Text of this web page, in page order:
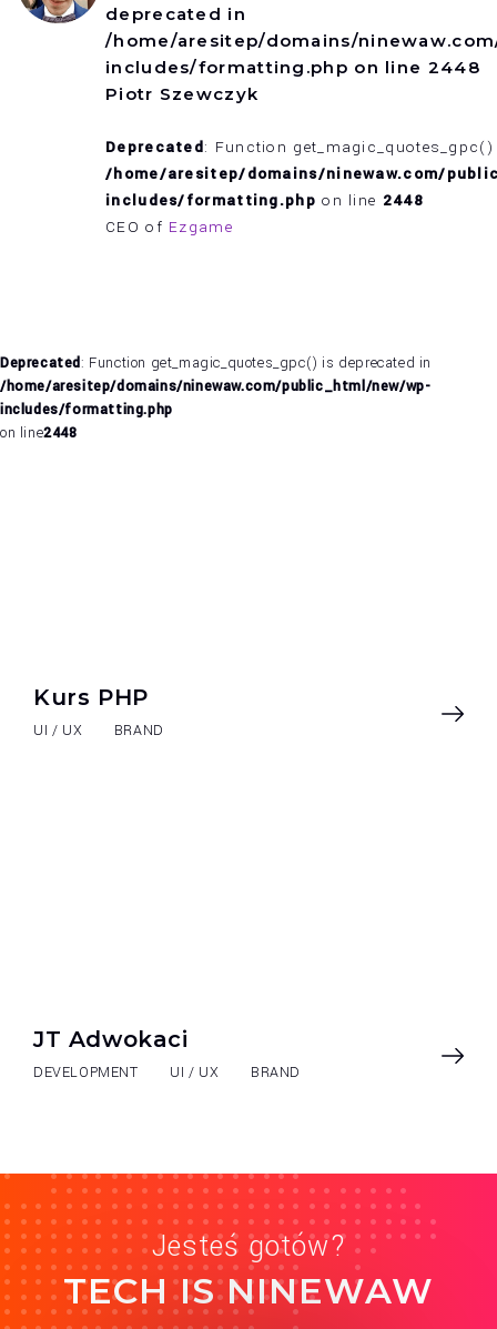
deprecated in
/home/aresitep/domains/
includes/formatting.php on line 2448
Piotr Szewczyk
Deprecated: Function
/home/aresitep/domains/ninewaw.com/
includes/formatting.php on line 2448
CEO of Ezgame
Deprecated: Function get_magic_quotes_gpc() is deprecated in
/home/aresitep/domains/ninewaw.com/public_html/new/wp-
includes/formatting.php
on line2448
Kurs PHP
UI / UX BRAND
JT Adwokaci
DEVELOPMENT UI / UX BRAND
Jesteś gotów?
TECH IS NINEWAW